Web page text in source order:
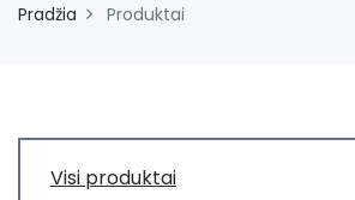
Pradžia Produktai
Visi produktai